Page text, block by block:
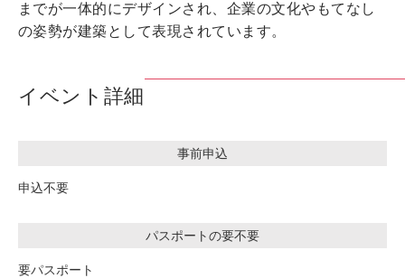
までが一体的にデザインされ、企業の文化やもてなし
の姿勢が建築として表現されています。
イベント詳細
事前申込
申込不要
パスポートの要不要
要パスポート